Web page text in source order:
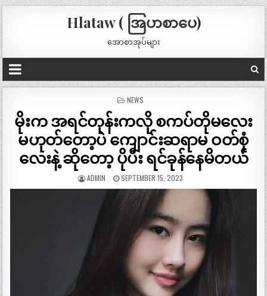
Hlataw ( အြပာစာပေ)
အောစာအုပ်များ
POSTED
NEWS
မိုးက အရင်တုန်းကလို စကပ်တိုမလေး
မဟုတ်တော့ပဲ ကျောင်းဆရာမ ဝတ်စုံ
လေးနဲ့ ဆိုတော့ ပိုပီး ရင်ခုန်နေမိတယ်
ADMIN SEPTEMBER 15, 2023